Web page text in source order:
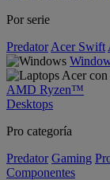
Por serie
Predator Acer Swift
AMD Ryzen™
Desktops
Pro categoría
Predator Gaming
Componentes